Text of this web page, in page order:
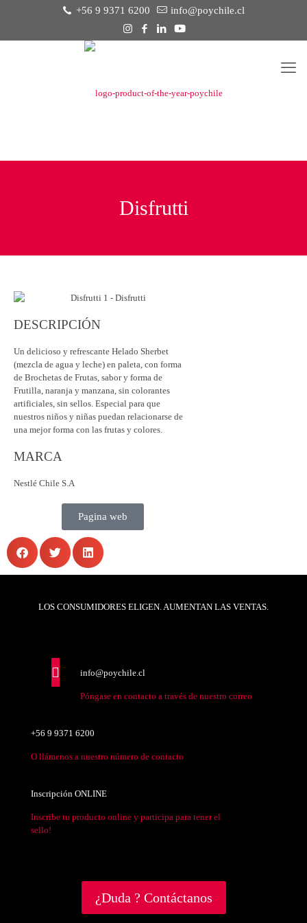
+56 9 9371 6200 info@poychile.cl
Disfrutti
DESCRIPCIÓN
Un delicioso y refrescante Helado Sherbet
(mezcla de agua y leche) en paleta, con forma
de Brochetas de Frutas, sabor y forma de
Frutilla, naranja y manzana, sin colorantes
artificiales, sin sellos. Especial para que
nuestros niños y niñas puedan relacionarse de
una mejor forma con las frutas y colores.
MARCA
Nestlé Chile S.A
Pagina web
LOS CONSUMIDORES ELIGEN. AUMENTAN LAS VENTAS.
info@poychile.cl
Póngase en contacto a través de nuestro correo
+56 9 9371 6200
O llámenos a nuestro número de contacto
Inscripción ONLINE
Inscribe tu producto online y participa para tener el
sello!
¿Duda ? Contáctanos